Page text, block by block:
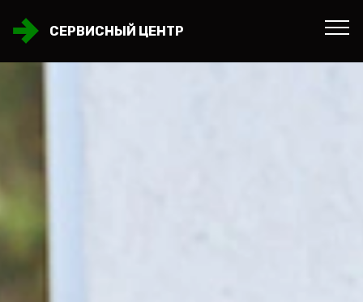
СЕРВИСНЫЙ ЦЕНТР